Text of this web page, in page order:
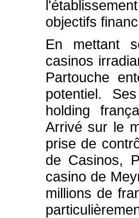
objectifs
En mettant
casinos
Partouche
potentiel.
holding
Arrivé sur le
prise de
de Casinos,
casino de
millions de